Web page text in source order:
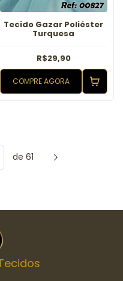
Tecido Gazar Poliéster
Turquesa
R$29,90
COMPRE AGORA
de 61